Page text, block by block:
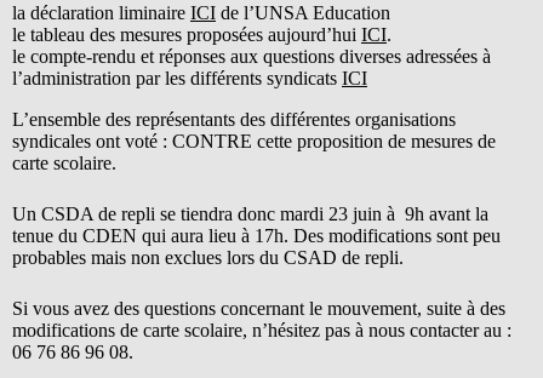
la déclaration liminaire ICI de l’UNSA Education
le tableau des mesures proposées aujourd’hui ICI.
le compte-rendu et réponses aux questions diverses adressées à
l’administration par les différents syndicats ICI
L’ensemble des représentants des différentes organisations
syndicales ont voté : CONTRE cette proposition de mesures de
carte scolaire.
Un CSDA de repli se tiendra donc mardi 23 juin à 9h avant la
tenue du CDEN qui aura lieu à 17h. Des modifications sont peu
probables mais non exclues lors du CSAD de repli.
Si vous avez des questions concernant le mouvement, suite à des
modifications de carte scolaire, n’hésitez pas à nous contacter au :
06 76 86 96 08.